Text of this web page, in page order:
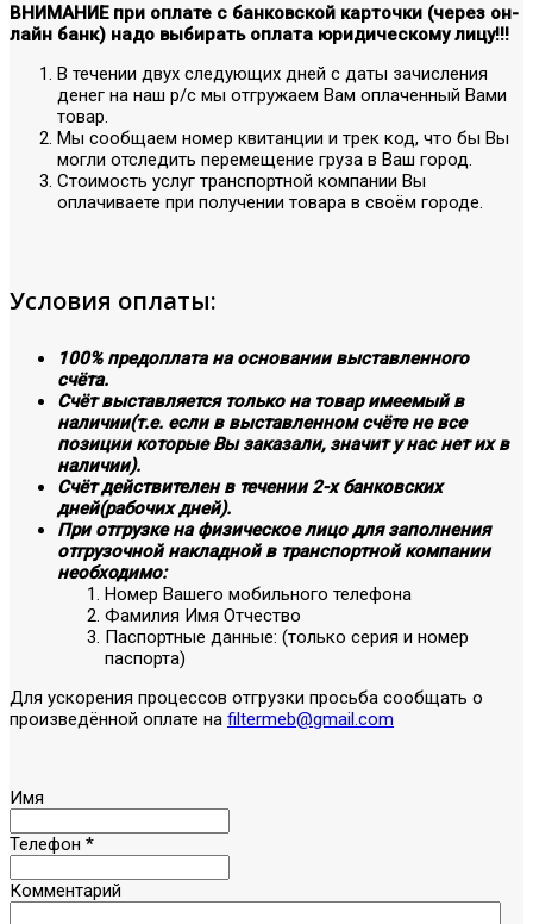
ВНИМАНИЕ при оплате с банковской карточки (через он-
лайн банк) надо выбирать оплата юридическому лицу!!!
В течении двух следующих дней с даты зачисления
денег на наш р/с мы отгружаем Вам оплаченный Вами
товар.
Мы сообщаем номер квитанции и трек код, что бы Вы
могли отследить перемещение груза в Ваш город.
Стоимость услуг транспортной компании Вы
оплачиваете при получении товара в своём городе.
Условия оплаты:
100% предоплата на основании выставленного
счёта.
Счёт выставляется только на товар имеемый в
наличии(т.е. если в выставленном счёте не все
позиции которые Вы заказали, значит у нас нет их в
наличии).
Счёт действителен в течении 2-х банковских
дней(рабочих дней).
При отгрузке на физическое лицо для заполнения
отгрузочной накладной в транспортной компании
необходимо:
Номер Вашего мобильного телефона
Фамилия Имя Отчество
Паспортные данные: (только серия и номер
паспорта)
Для ускорения процессов отгрузки просьба сообщать о
произведённой оплате на filtermeb@gmail.com
Имя
Телефон *
Комментарий